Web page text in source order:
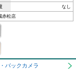
なし
赤松店
バックカメラ